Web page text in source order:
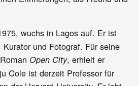
wuchs in Lagos auf. Er ist
und Fotograf. Für seine
Open City, erhielt er
Cole ist derzeit Professor für